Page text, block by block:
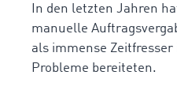
In den letzten Jahren
manuelle
als immense Zeitfresser
Probleme bereiteten.